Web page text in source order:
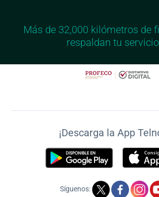
Más de 32,000 kilómetros de
respaldan tu
¡Descarga la App
Síguenos: